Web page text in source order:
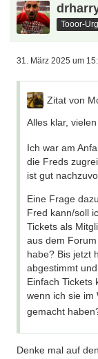
Bekämpfung
Originalpreis,
Regeln nach
(und Regeln,
und Gewalt.
unabhängig
nicht schaden.
Dennoch gibt
Situationen, in
unterschiedlich
Situationen für
Außerdem gibt
Informationen
und sich nicht
wir auf alle
und der
Nun, fast alle,
auch keine
einbringen, die
vielleicht
ok sind und
Tooor-
31. März 2025 um
Zitat von
Alles klar,
Ich war am
die Freds
ist gut
Eine Frage
Fred kann/soll
Tickets als
aus dem
habe? Bis jetzt
abgestimmt
Einfach Tickets
wenn ich sie im
gemacht
Denke mal auf